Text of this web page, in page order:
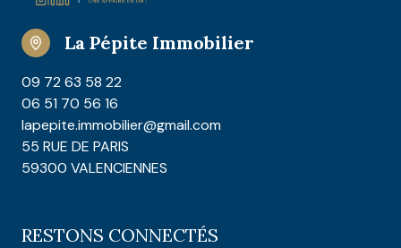
La Pépite Immobilier
09 72 63 58 22
06 51 70 56 16
lapepite.immobilier@gmail.com
55 RUE DE PARIS
59300 VALENCIENNES
RESTONS CONNECTÉS